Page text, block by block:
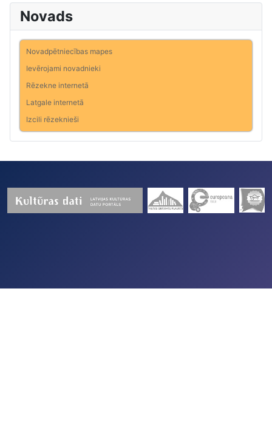
Novads
Novadpētniecības mapes
Ievērojami novadnieki
Rēzekne internetā
Latgale internetā
Izcili rēzeknieši